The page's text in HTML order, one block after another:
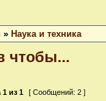
» Наука и техника
чтобы...
1 из 1 [ Сообщений: 2 ]